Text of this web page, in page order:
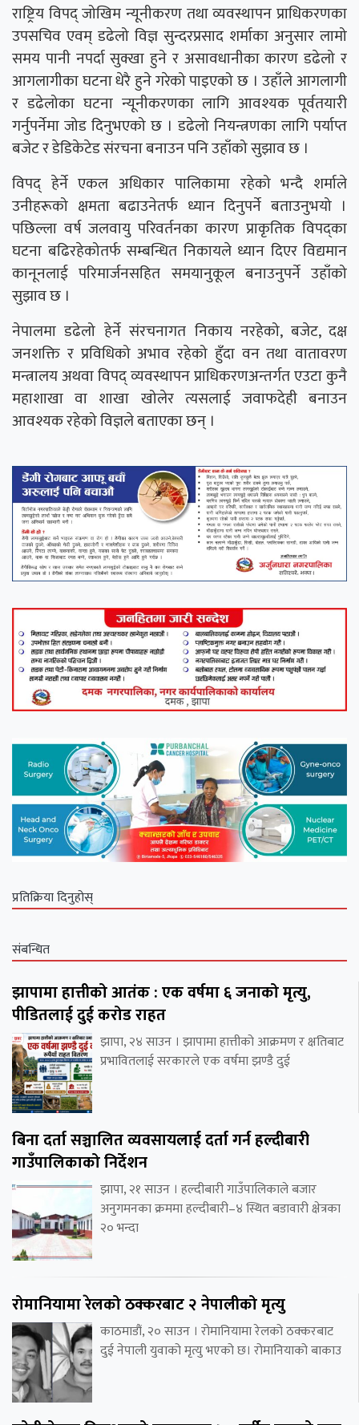
राष्ट्रिय विपद् जोखिम न्यूनीकरण तथा व्यवस्थापन प्राधिकरणका
उपसचिव एवम् डढेलो विज्ञ सुन्दरप्रसाद शर्माका अनुसार लामो
समय पानी नपर्दा सुक्खा हुने र असावधानीका कारण डढेलो र
आगलागीका घटना धेरै हुने गरेको पाइएको छ । उहाँले आगलागी
र डढेलोका घटना न्यूनीकरणका लागि आवश्यक पूर्वतयारी
गर्नुपर्नेमा जोड दिनुभएको छ । डढेलो नियन्त्रणका लागि पर्याप्त
बजेट र डेडिकेटेड संरचना बनाउन पनि उहाँको सुझाव छ ।
विपद् हेर्ने एकल अधिकार पालिकामा रहेको भन्दै शर्माले
उनीहरूको क्षमता बढाउनेतर्फ ध्यान दिनुपर्ने बताउनुभयो ।
पछिल्ला वर्ष जलवायु परिवर्तनका कारण प्राकृतिक विपद्का
घटना बढिरहेकोतर्फ सम्बन्धित निकायले ध्यान दिएर विद्यमान
कानूनलाई परिमार्जनसहित समयानुकूल बनाउनुपर्ने उहाँको
सुझाव छ ।
नेपालमा डढेलो हेर्ने संरचनागत निकाय नरहेको, बजेट, दक्ष
जनशक्ति र प्रविधिको अभाव रहेको हुँदा वन तथा वातावरण
मन्त्रालय अथवा विपद् व्यवस्थापन प्राधिकरणअन्तर्गत एउटा कुनै
महाशाखा वा शाखा खोलेर त्यसलाई जवाफदेही बनाउन
आवश्यक रहेको विज्ञले बताएका छन् ।
प्रतिक्रिया दिनुहोस्
संबन्धित
झापामा हात्तीको आतंक : एक वर्षमा ६ जनाको मृत्यु,
पीडितलाई दुई करोड राहत
झापा, २४ साउन । झापामा हात्तीको आक्रमण र क्षतिबाट
प्रभावितलाई सरकारले एक वर्षमा झण्डै दुई
बिना दर्ता सञ्चालित व्यवसायलाई दर्ता गर्न हल्दीबारी
गाउँपालिकाको निर्देशन
झापा, २१ साउन । हल्दीबारी गाउँपालिकाले बजार
अनुगमनका क्रममा हल्दीबारी–४ स्थित बडावारी क्षेत्रका
२० भन्दा
रोमानियामा रेलको ठक्करबाट २ नेपालीको मृत्यु
काठमाडौं, २० साउन । रोमानियामा रेलको ठक्करबाट
दुई नेपाली युवाको मृत्यु भएको छ। रोमानियाको बाकाउ